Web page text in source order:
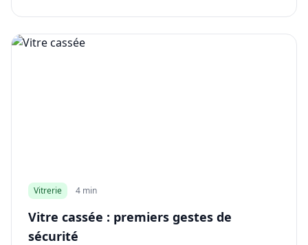
Vitrerie 4 min
Vitre cassée : premiers gestes de
sécurité